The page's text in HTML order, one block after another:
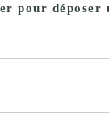
pour déposer